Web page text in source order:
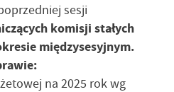
sesji
komisji stałych
międzysesyjnym.
na 2025 rok wg